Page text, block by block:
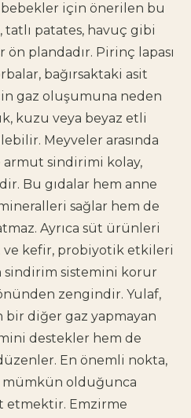
için önerilen bu
tatlı patates, havuç gibi
ön plandadır. Pirinç lapası
bağırsaktaki asit
gaz oluşumuna neden
kuzu veya beyaz etli
Meyveler arasında
armut sindirimi kolay,
Bu gıdalar hem anne
sağlar hem de
Ayrıca süt ürünleri
ve kefir, probiyotik etkileri
sindirim sistemini korur
zengindir. Yulaf,
diğer gaz yapmayan
destekler hem de
En önemli nokta,
mümkün olduğunca
etmektir. Emzirme